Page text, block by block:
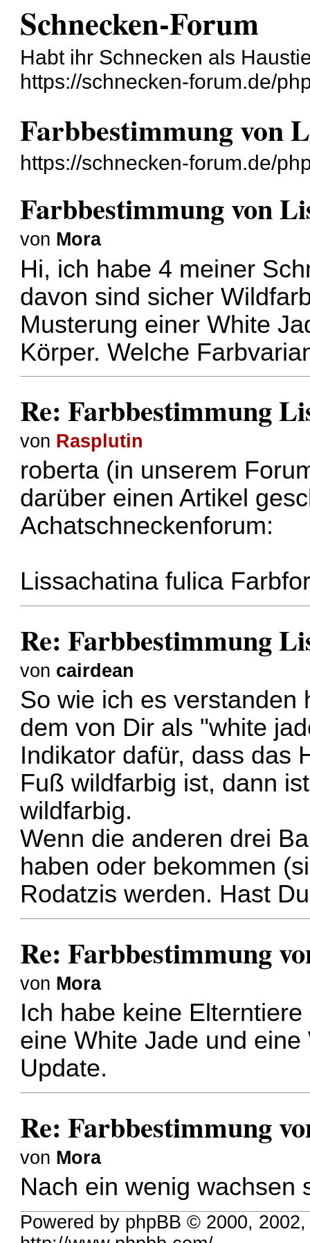
Schnecken-Forum
Habt ihr Schnecken als
https://schnecken-forum.de/
Farbbestimmung von
https://schnecken-forum.de/
Farbbestimmung von
von Mora
Hi, ich habe 4 meiner
davon sind sicher
Musterung einer White
Körper. Welche
Re: Farbbestimmung
von Rasplutin
roberta (in unserem
darüber einen Artikel
Achatschneckenforum:
Lissachatina fulica
Re: Farbbestimmung
von cairdean
So wie ich es verstanden
dem von Dir als "white
Indikator dafür, dass das
Fuß wildfarbig ist, dann
wildfarbig.
Wenn die anderen drei
haben oder bekommen
Rodatzis werden. Hast
Re: Farbbestimmung
von Mora
Ich habe keine
eine White Jade und
Update.
Re: Farbbestimmung
von Mora
Nach ein wenig wachsen
Powered by phpBB © 2000,